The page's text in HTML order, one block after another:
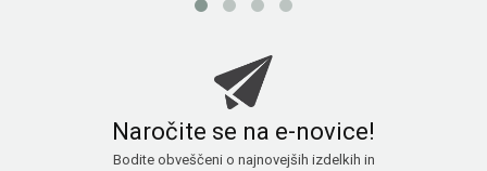
Naročite se na e-novice!
Bodite obveščeni o najnovejših izdelkih in